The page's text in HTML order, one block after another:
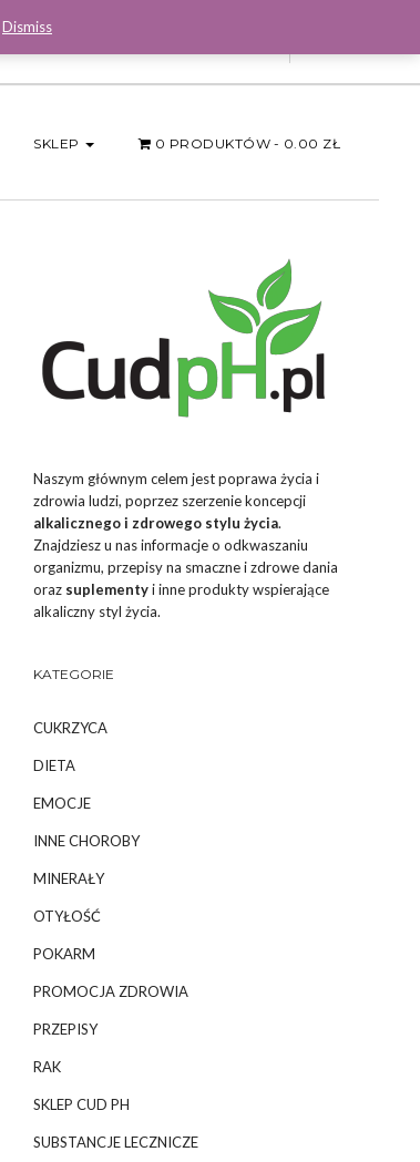
SKLEP 0 PRODUKTÓW 0.00 ZŁ
Naszym głównym celem jest poprawa życia i
zdrowia ludzi, poprzez szerzenie koncepcji
alkalicznego i zdrowego stylu życia.
Znajdziesz u nas informacje o odkwaszaniu
organizmu, przepisy na smaczne i zdrowe dania
oraz suplementyi inne produkty wspierające
alkaliczny styl życia.
KATEGORIE
CUKRZYCA
DIETA
EMOCJE
INNE CHOROBY
MINERAŁY
OTYŁOŚĆ
POKARM
PROMOCJA ZDROWIA
PRZEPISY
RAK
SKLEP CUD PH
SUBSTANCJE LECZNICZE
Dismiss